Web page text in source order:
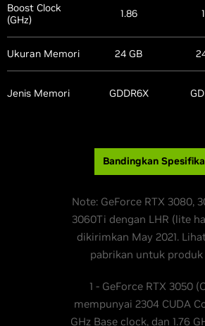
Boost Clock
(GHz)
1.86
Ukuran Memori 24 GB
Jenis Memori GDDR6X
Bandingkan
Note: GeForce RTX 3080,
3060Ti dengan LHR (lite
dikirimkan May 2021.
pabrikan untuk produk
1 - GeForce RTX 3050
mempunyai 2304 CUDA
GHz Base clock, dan 1.76